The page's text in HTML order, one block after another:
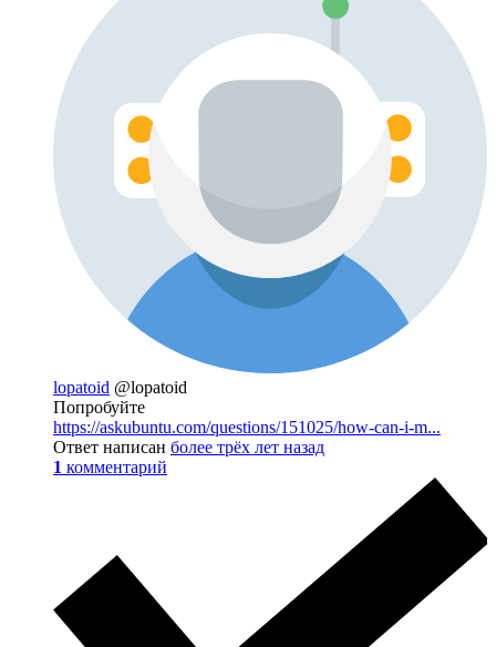
lopatoid @lopatoid
Попробуйте
https://askubuntu.com/questions/151025/how-can-i-m...
Ответ написан более трёх лет назад
1 комментарий